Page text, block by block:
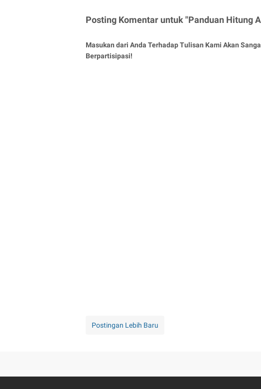
Posting Komentar untuk "Panduan Hitung
Masukan dari Anda Terhadap Tulisan Kami Akan
Berpartisipasi!
Postingan Lebih Baru